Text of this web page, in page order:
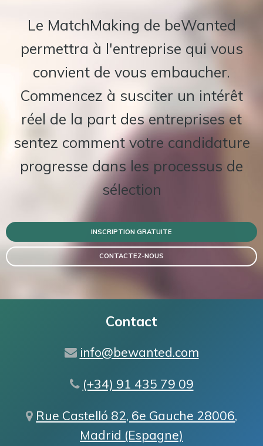
Le MatchMaking de beWanted
permettra à l'entreprise qui vous
convient de vous embaucher.
Commencez à susciter un intérêt
réel de la part des entreprises et
sentez comment votre candidature
progresse dans les processus de
sélection
INSCRIPTION GRATUITE
CONTACTEZ-NOUS
Contact
info@bewanted.com
(+34) 91 435 79 09
Rue Castelló 82, 6e Gauche 28006,
Madrid (Espagne)